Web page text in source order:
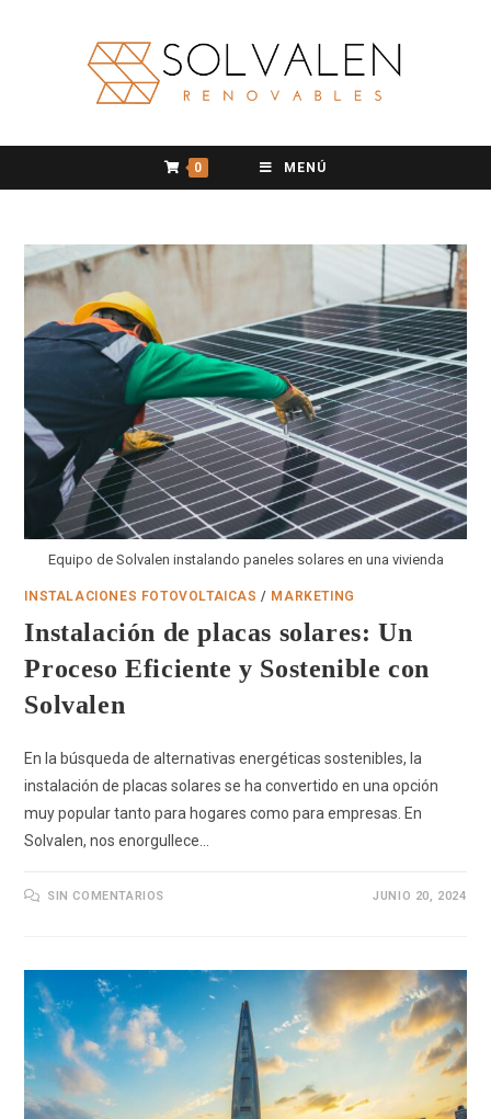
0 MENÚ
Equipo de Solvalen instalando paneles solares en una vivienda
INSTALACIONES FOTOVOLTAICAS / MARKETING
Instalación de placas solares: Un
Proceso Eficiente y Sostenible con
Solvalen
En la búsqueda de alternativas energéticas sostenibles, la
instalación de placas solares se ha convertido en una opción
muy popular tanto para hogares como para empresas. En
Solvalen, nos enorgullece…
SIN COMENTARIOS JUNIO 20, 2024